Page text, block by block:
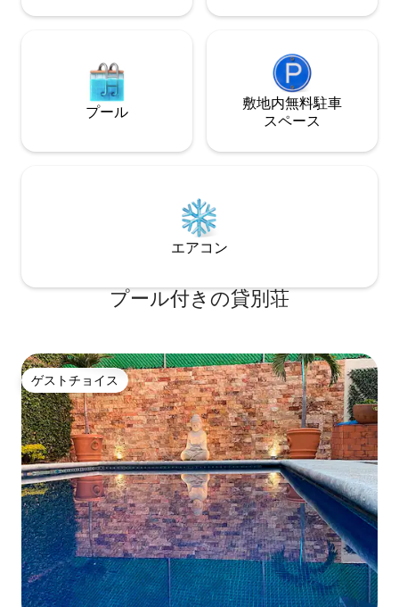
プール
敷地内無料駐⁠車
ス⁠ペ⁠ー⁠ス
エアコン
プール付きの貸別荘
ゲストチョイス
ゲストチョイス